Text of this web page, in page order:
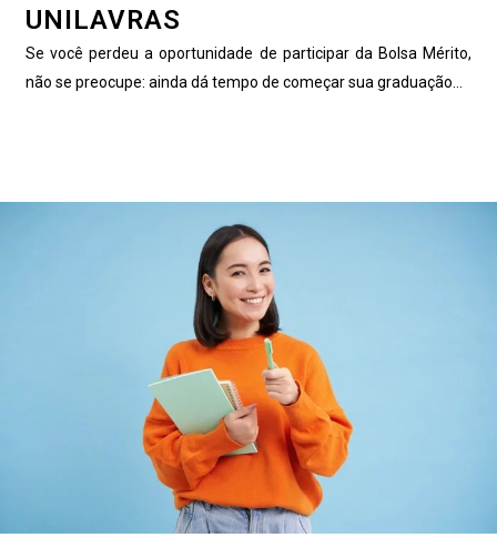
UNILAVRAS
Se você perdeu a oportunidade de participar da Bolsa Mérito,
não se preocupe: ainda dá tempo de começar sua graduação...